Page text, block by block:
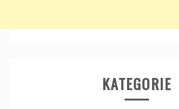
KATEGORIE